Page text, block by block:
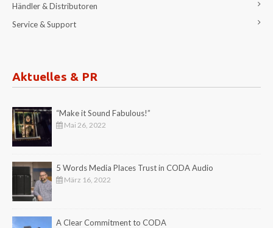
Händler & Distributoren
Service & Support
Aktuelles & PR
“Make it Sound Fabulous!”
Mai 26, 2022
5 Words Media Places Trust in CODA Audio
März 16, 2022
A Clear Commitment to CODA